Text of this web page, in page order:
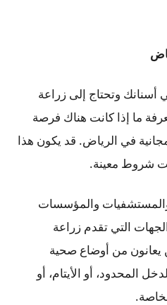
وتحتاج إلى زراعة
ما إذا كانت هناك فرصة
في الرياض. قد يكون هذا
شروط معينة.
والمؤسسات
التي تقدم زراعة
يعانون من أوضاع صحية
المحدود، أو الأيتام، أو